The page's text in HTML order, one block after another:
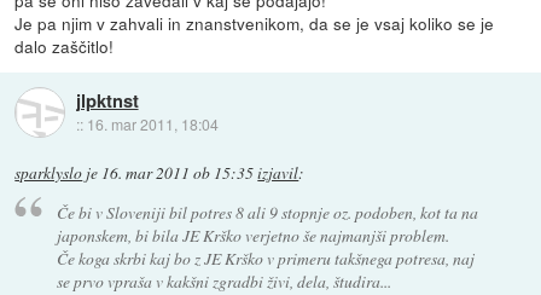
Je pa njim v zahvali in znanstvenikom, da se je vsaj koliko se je
dalo zaščitlo!
jlpktnst
:: 16. mar 2011, 18:04
sparklyslo je 16. mar 2011 ob 15:35izjavil:
Če bi v Sloveniji bil potres 8 ali 9 stopnje oz. podoben, kot ta na
japonskem, bi bila JE Krško verjetno še najmanjši problem.
Če koga skrbi kaj bo z JE Krško v primeru takšnega potresa, naj
se prvo vpraša v kakšni zgradbi živi, dela, študira...